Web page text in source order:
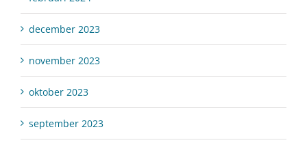
december 2023
november 2023
oktober 2023
september 2023